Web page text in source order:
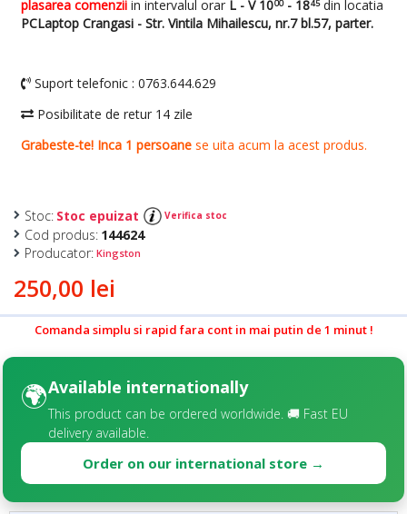
250,00 lei
Stoc: Stoc epuizat Verifica stoc
Cod produs: 144624
Producator: Kingston
Comanda simplu si rapid fara cont in mai putin de 1 minut !
🌍Available internationally
This product can be ordered worldwide. 🚚 Fast EU
delivery available.
Order on our international store →